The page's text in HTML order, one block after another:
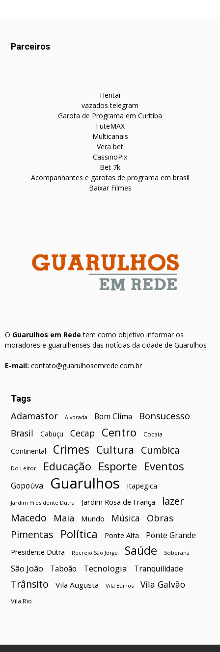
Parceiros
Hentai
vazados telegram
Garota de Programa em Curitiba
FuteMAX
Multicanais
Vera bet
CassinoPix
Bet 7k
Acompanhantes e garotas de programa em brasil
Baixar Filmes
O Guarulhos em Rede tem como objetivo informar os
moradores e guarulhenses das notícias da cidade de Guarulhos
E-mail: contato@guarulhosemrede.com.br
Tags
Adamastor Alvorada Bom Clima Bonsucesso
Brasil Cabuçu Cecap Centro Cocaia
Continental Crimes Cultura Cumbica
Do Leitor Educação Esporte Eventos
Gopoúva Guarulhos Itapegica
Jardim Presidente Dutra Jardim Rosa de França
lazer
Macedo
Maia Mundo Música Obras
Pimentas Política Ponte Alta Ponte Grande
Presidente Dutra Recreio São Jorge Saúde Soberana
São João Taboão Tecnologia Tranquilidade
Trânsito Vila Augusta Vila Barros Vila Galvão
Vila Rio